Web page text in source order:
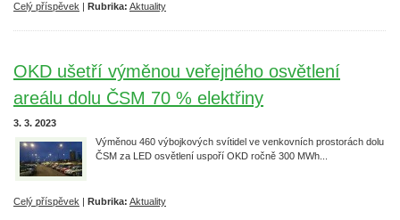
Celý příspěvek | Rubrika: Aktuality
OKD ušetří výměnou veřejného osvětlení
areálu dolu ČSM 70 % elektřiny
3. 3. 2023
Výměnou 460 výbojkových svítidel ve venkovních prostorách dolu
ČSM za LED osvětlení uspoří OKD ročně 300 MWh...
Celý příspěvek | Rubrika: Aktuality